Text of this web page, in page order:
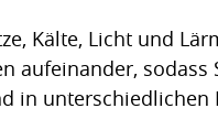
Kälte, Licht und
aufeinander, sodass
in unterschiedlichen